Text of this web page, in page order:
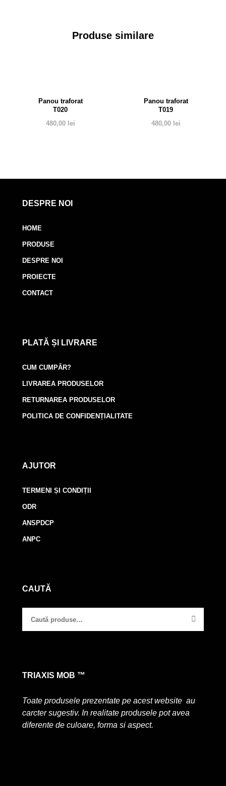
Produse similare
Panou traforat
T020
480,00 lei
Panou traforat
T019
480,00 lei
DESPRE NOI
HOME
PRODUSE
DESPRE NOI
PROIECTE
CONTACT
PLATĂ ȘI LIVRARE
CUM CUMPĂR?
LIVRAREA PRODUSELOR
RETURNAREA PRODUSELOR
POLITICA DE CONFIDENȚIALITATE
AJUTOR
TERMENI ȘI CONDIȚII
ODR
ANSPDCP
ANPC
CAUTĂ
TRIAXIS MOB ™
Toate produsele prezentate pe acest website au
carcter sugestiv. In realitate produsele pot avea
diferente de culoare, forma si aspect.